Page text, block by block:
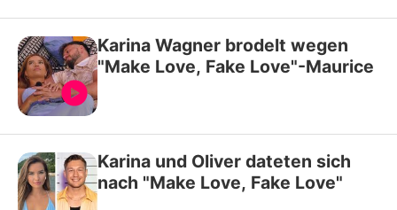
Karina Wagner brodelt wegen
"Make Love, Fake Love"-Maurice
Karina und Oliver dateten sich
nach "Make Love, Fake Love"